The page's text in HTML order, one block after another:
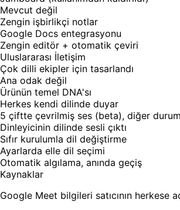
Mevcut değil
Zengin işbirlikçi notlar
Google Docs entegrasyonu
Zengin editör + otomatik çeviri
Uluslararası İletişim
Çok dilli ekipler için tasarlandı
Ana odak değil
Ürünün temel DNA'sı
Herkes kendi dilinde duyar
5 çiftte çevrilmiş ses (beta), diğer
Dinleyicinin dilinde sesli çıktı
Sıfır kurulumla dil değiştirme
Ayarlarda elle dil seçimi
Otomatik algılama, anında geçiş
Kaynaklar
Google Meet bilgileri satıcının herkese